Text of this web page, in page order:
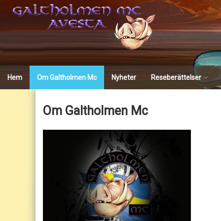
Hem Om Galtholmen Mc Nyheter Reseberättelser
Om Galtholmen Mc